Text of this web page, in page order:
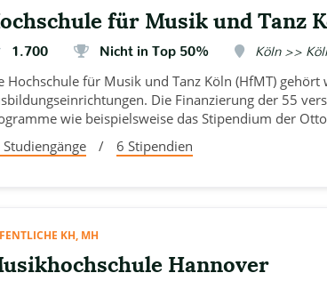
für Musik und Tanz
1.700 Nicht in Top 50% Köln >>
Hochschule für Musik und Tanz Köln (HfMT)
Die Finanzierung der 55
wie beispielsweise das Stipendium der
Studiengänge
/ 6 Stipendien
KH, MH
Hannover